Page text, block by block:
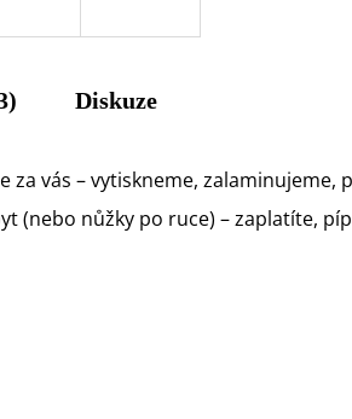
Diskuze
za vás – vytiskneme,
(nebo nůžky po ruce) – zaplatíte,